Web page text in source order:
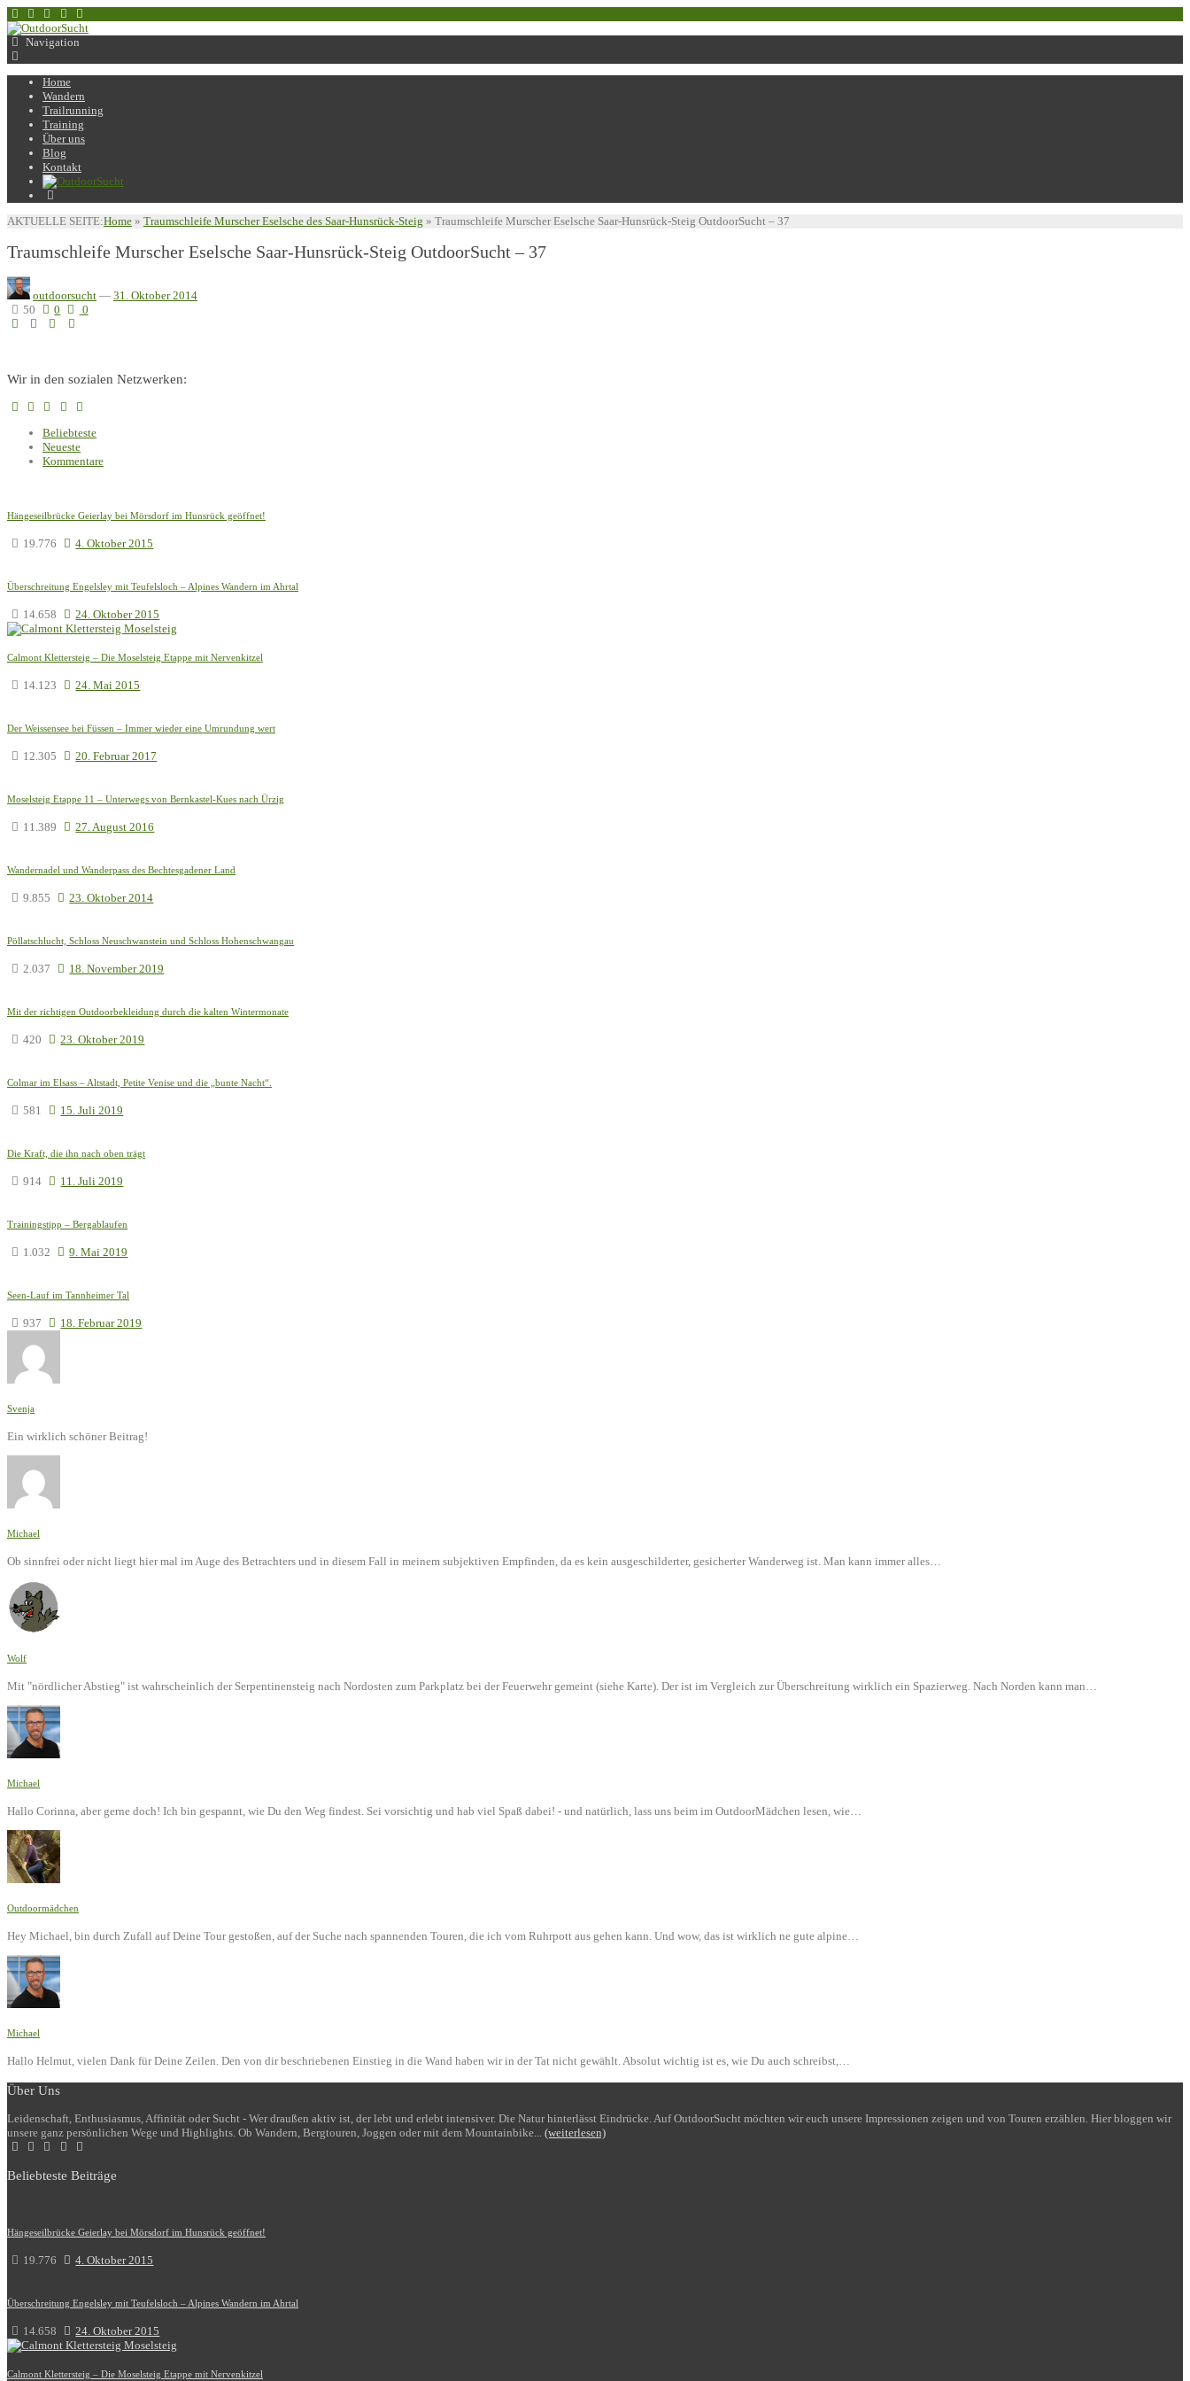
Navigation
Home
Wandern
Trailrunning
Training
Über uns
Blog
Kontakt
AKTUELLE SEITE:Home » Traumschleife Murscher Eselsche des Saar-Hunsrück-Steig » Traumschleife Murscher Eselsche Saar-Hunsrück-Steig OutdoorSucht – 37
Traumschleife Murscher Eselsche Saar-Hunsrück-Steig OutdoorSucht – 37
outdoorsucht — 31. Oktober 2014
50
0 0
Wir in den sozialen Netzwerken:
Beliebteste
Neueste
Kommentare
Hängeseilbrücke Geierlay bei Mörsdorf im Hunsrück geöffnet!
19.776 4. Oktober 2015
Überschreitung Engelsley mit Teufelsloch – Alpines Wandern im Ahrtal
14.658 24. Oktober 2015
Calmont Klettersteig – Die Moselsteig Etappe mit Nervenkitzel
14.123 24. Mai 2015
Der Weissensee bei Füssen – Immer wieder eine Umrundung wert
12.305 20. Februar 2017
Moselsteig Etappe 11 – Unterwegs von Bernkastel-Kues nach Ürzig
11.389 27. August 2016
Wandernadel und Wanderpass des Bechtesgadener Land
9.855 23. Oktober 2014
Pöllatschlucht, Schloss Neuschwanstein und Schloss Hohenschwangau
2.037 18. November 2019
Mit der richtigen Outdoorbekleidung durch die kalten Wintermonate
420 23. Oktober 2019
Colmar im Elsass – Altstadt, Petite Venise und die „bunte Nacht“.
581 15. Juli 2019
Die Kraft, die ihn nach oben trägt
914 11. Juli 2019
Trainingstipp – Bergablaufen
1.032 9. Mai 2019
Seen-Lauf im Tannheimer Tal
937 18. Februar 2019
Svenja
Ein wirklich schöner Beitrag!
Michael
Ob sinnfrei oder nicht liegt hier mal im Auge des Betrachters und in diesem Fall in meinem subjektiven Empfinden, da es kein ausgeschilderter, gesicherter Wanderweg ist. Man kann immer alles…
Wolf
Mit "nördlicher Abstieg" ist wahrscheinlich der Serpentinensteig nach Nordosten zum Parkplatz bei der Feuerwehr gemeint (siehe Karte). Der ist im Vergleich zur Überschreitung wirklich ein Spazierweg. Nach Norden kann man…
Michael
Hallo Corinna, aber gerne doch! Ich bin gespannt, wie Du den Weg findest. Sei vorsichtig und hab viel Spaß dabei! - und natürlich, lass uns beim im OutdoorMädchen lesen, wie…
Outdoormädchen
Hey Michael, bin durch Zufall auf Deine Tour gestoßen, auf der Suche nach spannenden Touren, die ich vom Ruhrpott aus gehen kann. Und wow, das ist wirklich ne gute alpine…
Michael
Hallo Helmut, vielen Dank für Deine Zeilen. Den von dir beschriebenen Einstieg in die Wand haben wir in der Tat nicht gewählt. Absolut wichtig ist es, wie Du auch schreibst,…
Über Uns
Leidenschaft, Enthusiasmus, Affinität oder Sucht - Wer draußen aktiv ist, der lebt und erlebt intensiver. Die Natur hinterlässt Eindrücke. Auf OutdoorSucht möchten wir euch unsere Impressionen zeigen und von Touren erzählen. Hier bloggen wir
unsere ganz persönlichen Wege und Highlights. Ob Wandern, Bergtouren, Joggen oder mit dem Mountainbike... (weiterlesen)
Beliebteste Beiträge
Hängeseilbrücke Geierlay bei Mörsdorf im Hunsrück geöffnet!
19.776 4. Oktober 2015
Überschreitung Engelsley mit Teufelsloch – Alpines Wandern im Ahrtal
14.658 24. Oktober 2015
Calmont Klettersteig – Die Moselsteig Etappe mit Nervenkitzel